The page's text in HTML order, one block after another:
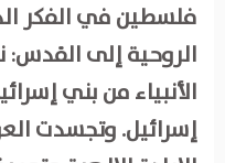
فلسطين في الفكر
الروحية إلى القدس:
الأنبياء من بني
إسرائيل. وتجسدت